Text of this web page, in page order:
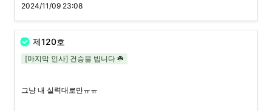
2024/11/09 23:08
제120호
[마지막 인사] 건승을 빕니다 ☘️
그냥 내 실력대로만ㅠㅠ